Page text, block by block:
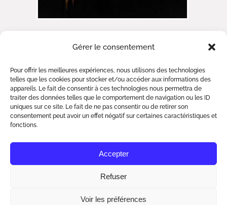
Gérer le consentement
Pour offrir les meilleures expériences, nous utilisons des technologies
telles que les cookies pour stocker et/ou accéder aux informations des
appareils. Le fait de consentir à ces technologies nous permettra de
traiter des données telles que le comportement de navigation ou les ID
uniques sur ce site. Le fait de ne pas consentir ou de retirer son
consentement peut avoir un effet négatif sur certaines caractéristiques et
fonctions.
Accepter
Refuser
Voir les préférences
BIEN ENTENDU